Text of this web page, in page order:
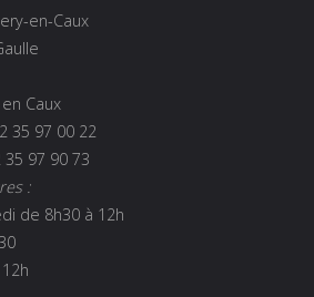
en-Caux
Caux
35 97 00 22
35 97 90 73
:
de 8h30 à 12h